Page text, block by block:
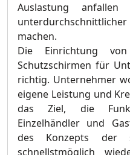
Auslastung
machen.
Die Einrichtung von
Schutzschirmen für
richtig. Unternehmer
eigene Leistung und
das Ziel, die
Einzelhändler und
des Konzepts der
schnellstmöglich